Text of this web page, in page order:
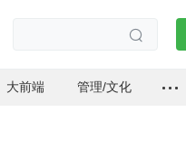

大前端 管理/文化